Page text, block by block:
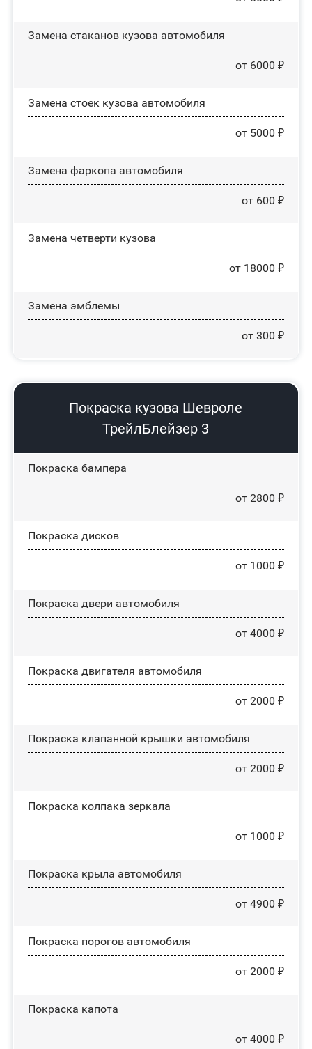
Замена стаканов кузова автомобиля
от 6000 ₽
Замена стоек кузова автомобиля
от 5000 ₽
Замена фаркопа автомобиля
от 600 ₽
Замена четверти кузова
от 18000 ₽
Замена эмблемы
от 300 ₽
Покраска кузова Шевроле
ТрейлБлейзер 3
Покраска бампера
от 2800 ₽
Покраска дисков
от 1000 ₽
Покраска двери автомобиля
от 4000 ₽
Покраска двигателя автомобиля
от 2000 ₽
Покраска клапанной крышки автомобиля
от 2000 ₽
Покраска колпака зеркала
от 1000 ₽
Покраска крыла автомобиля
от 4900 ₽
Покраска порогов автомобиля
от 2000 ₽
Покраска капота
от 4000 ₽